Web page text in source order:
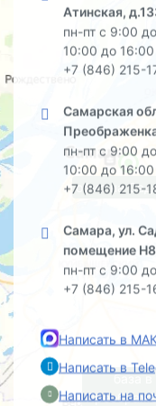
Атинская,
пн-пт с 9:00
10:00 до 16:00
+7 (846) 215-
Самарская
пн-пт с 9:00
10:00 до 16:00
+7 (846) 215-
Самара, ул.
помещение Н8
пн-пт с 9:00
+7 (846) 215-
Написать в
Написать в
Написать на
офис на
база в